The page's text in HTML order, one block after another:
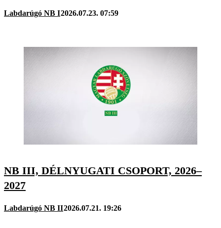
Labdarúgó NB I2026.07.23. 07:59
NB III, DÉLNYUGATI CSOPORT, 2026–
2027
Labdarúgó NB II2026.07.21. 19:26